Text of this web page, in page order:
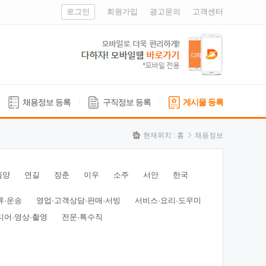
로그인 회원가입 광고문의 고객센터
채용정보 등록 구직정보 등록 게시물 등록
현재위치 : 홈 채용정보
양 연길 장춘 이우 소주 서안 한국
·운송 영업·고객상담·판매·서빙
서비스·요리·도우미
어·영상·촬영
전문·특수직